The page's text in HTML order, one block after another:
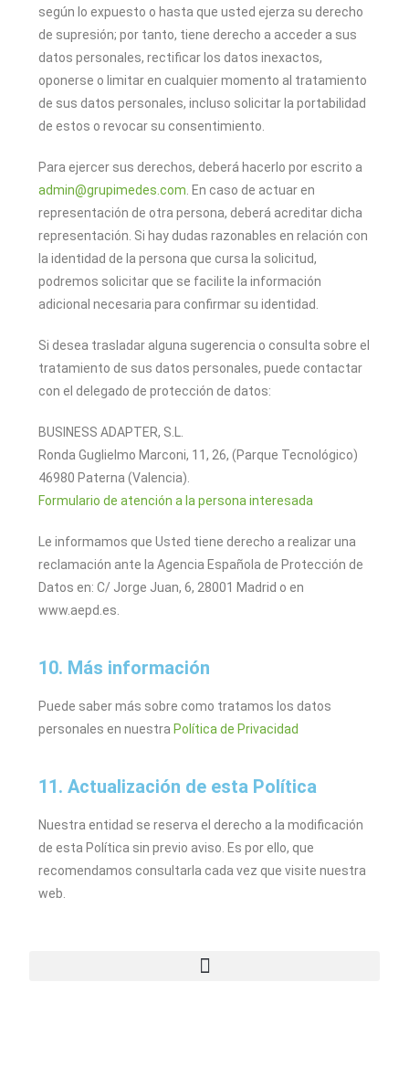
según lo expuesto o hasta que usted ejerza su derecho
de supresión; por tanto, tiene derecho a acceder a sus
datos personales, rectificar los datos inexactos,
oponerse o limitar en cualquier momento al tratamiento
de sus datos personales, incluso solicitar la portabilidad
de estos o revocar su consentimiento.
Para ejercer sus derechos, deberá hacerlo por escrito a
admin@grupimedes.com . En caso de actuar en
representación de otra persona, deberá acreditar dicha
representación. Si hay dudas razonables en relación con
la identidad de la persona que cursa la solicitud,
podremos solicitar que se facilite la información
adicional necesaria para confirmar su identidad.
Si desea trasladar alguna sugerencia o consulta sobre el
tratamiento de sus datos personales, puede contactar
con el delegado de protección de datos:
BUSINESS ADAPTER, S.L.
Ronda Guglielmo Marconi, 11, 26, (Parque Tecnológico)
46980 Paterna (Valencia).
Formulario de atención a la persona interesada
Le informamos que Usted tiene derecho a realizar una
reclamación ante la Agencia Española de Protección de
Datos en: C/ Jorge Juan, 6, 28001 Madrid o en
www.aepd.es.
10. Más información
Puede saber más sobre como tratamos los datos
personales en nuestra Política de Privacidad
11. Actualización de esta Política
Nuestra entidad se reserva el derecho a la modificación
de esta Política sin previo aviso. Es por ello, que
recomendamos consultarla cada vez que visite nuestra
web.